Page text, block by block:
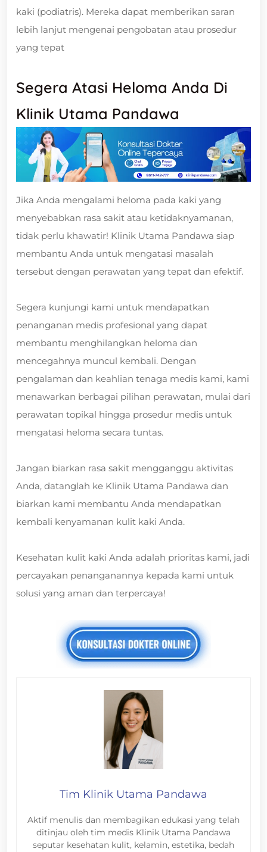
kaki (podiatris). Mereka dapat memberikan saran
lebih lanjut mengenai pengobatan atau prosedur
yang tepat
Segera Atasi Heloma Anda Di
Klinik Utama Pandawa
Jika Anda mengalami heloma pada kaki yang
menyebabkan rasa sakit atau ketidaknyamanan,
tidak perlu khawatir! Klinik Utama Pandawa siap
membantu Anda untuk mengatasi masalah
tersebut dengan perawatan yang tepat dan efektif.
Segera kunjungi kami untuk mendapatkan
penanganan medis profesional yang dapat
membantu menghilangkan heloma dan
mencegahnya muncul kembali. Dengan
pengalaman dan keahlian tenaga medis kami, kami
menawarkan berbagai pilihan perawatan, mulai dari
perawatan topikal hingga prosedur medis untuk
mengatasi heloma secara tuntas.
Jangan biarkan rasa sakit mengganggu aktivitas
Anda, datanglah ke Klinik Utama Pandawa dan
biarkan kami membantu Anda mendapatkan
kembali kenyamanan kulit kaki Anda.
Kesehatan kulit kaki Anda adalah prioritas kami, jadi
percayakan penanganannya kepada kami untuk
solusi yang aman dan terpercaya!
Tim Klinik Utama Pandawa
Aktif menulis dan membagikan edukasi yang telah
ditinjau oleh tim medis Klinik Utama Pandawa
seputar kesehatan kulit, kelamin, estetika, bedah